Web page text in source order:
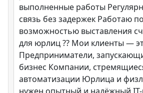
выполненные работы
связь без задержек Работаю
возможностью выставления
для юрлиц ?? Мои клиенты —
Предприниматели,
бизнес Компании,
автоматизации Юрлица и